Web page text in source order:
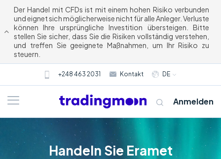
Der Handel mit CFDs ist mit einem hohen Risiko verbunden
und eignet sich möglicherweise nicht für alle Anleger. Verluste
können Ihre ursprüngliche Investition übersteigen. Bitte
stellen Sie sicher, dass Sie die Risiken vollständig verstehen,
und treffen Sie geeignete Maßnahmen, um Ihr Risiko zu
steuern.
+248 463 2031 Kontakt DE
Anmelden
Handeln Sie Eramet